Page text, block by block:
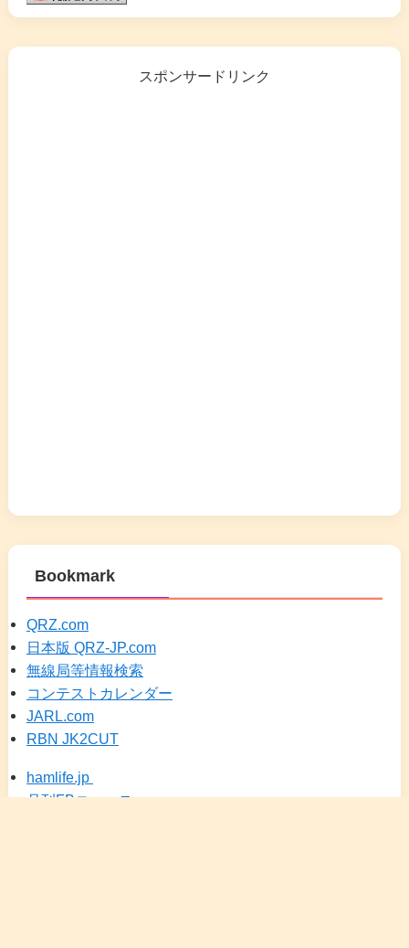
スポンサードリンク
Bookmark
QRZ.com
日本版 QRZ-JP.com
無線局等情報検索
コンテストカレンダー
JARL.com
RBN JK2CUT
hamlife.jp
月刊FBニュース